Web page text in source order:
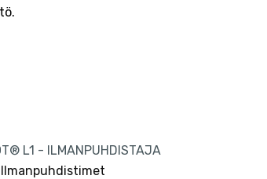
Ilmanpuhdistimet